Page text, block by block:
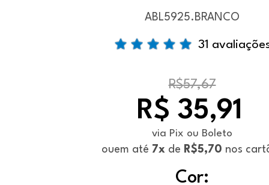
ABL5925.BRANCO
31
R$57,67
R$ 35,91
via Pix ou Boleto
ouem até 7xde R$5,70 nos
Cor: